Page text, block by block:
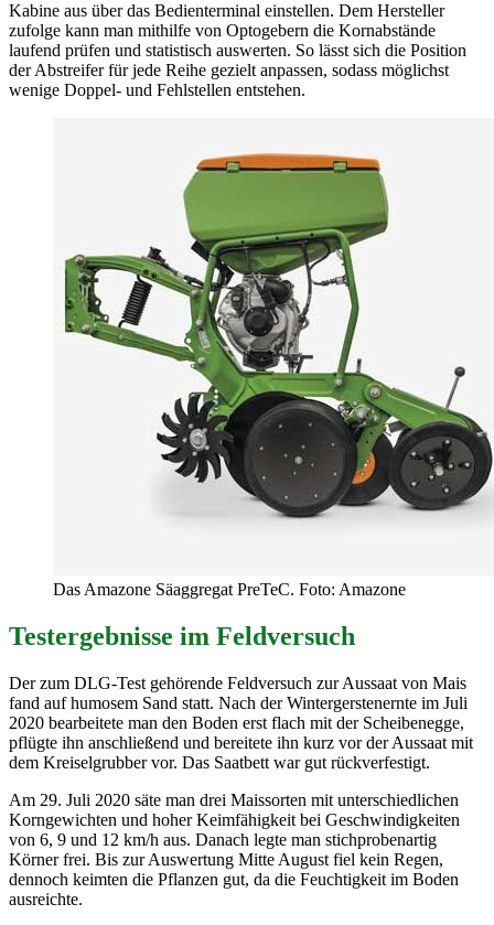
Kabine aus über das Bedienterminal einstellen. Dem Hersteller
zufolge kann man mithilfe von Optogebern die Kornabstände
laufend prüfen und statistisch auswerten. So lässt sich die Position
der Abstreifer für jede Reihe gezielt anpassen, sodass möglichst
wenige Doppel- und Fehlstellen entstehen.
Das Amazone Säaggregat PreTeC. Foto: Amazone
Testergebnisse im Feldversuch
Der zum DLG-Test gehörende Feldversuch zur Aussaat von Mais
fand auf humosem Sand statt. Nach der Wintergerstenernte im Juli
2020 bearbeitete man den Boden erst flach mit der Scheibenegge,
pflügte ihn anschließend und bereitete ihn kurz vor der Aussaat mit
dem Kreiselgrubber vor. Das Saatbett war gut rückverfestigt.
Am 29. Juli 2020 säte man drei Maissorten mit unterschiedlichen
Korngewichten und hoher Keimfähigkeit bei Geschwindigkeiten
von 6, 9 und 12 km/h aus. Danach legte man stichprobenartig
Körner frei. Bis zur Auswertung Mitte August fiel kein Regen,
dennoch keimten die Pflanzen gut, da die Feuchtigkeit im Boden
ausreichte.